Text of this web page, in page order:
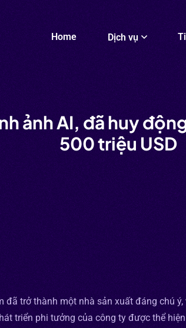
Home Dịch vụ
ảnh AI, đã huy
500 triệu USD
trở thành một nhà sản xuất đáng chú
triển phi tưởng của công ty được thể